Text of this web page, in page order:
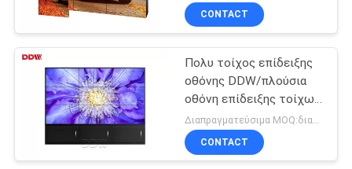
οδηγημένη
τηλεοπτική
επίδειξη τοίχων
CONTACT
Πολυ τοίχος επίδειξης
οθόνης DDW/πλούσια
οθόνη επίδειξης τοίχων
χρώματος LCD
τηλεοπτική
Διαπραγματεύσιμα MOQ:διαπραγμάτευση
CONTACT